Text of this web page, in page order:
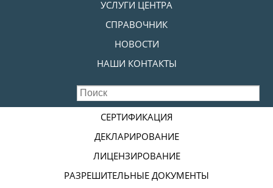
УСЛУГИ ЦЕНТРА
СПРАВОЧНИК
НОВОСТИ
НАШИ КОНТАКТЫ
СЕРТИФИКАЦИЯ
ДЕКЛАРИРОВАНИЕ
ЛИЦЕНЗИРОВАНИЕ
РАЗРЕШИТЕЛЬНЫЕ ДОКУМЕНТЫ